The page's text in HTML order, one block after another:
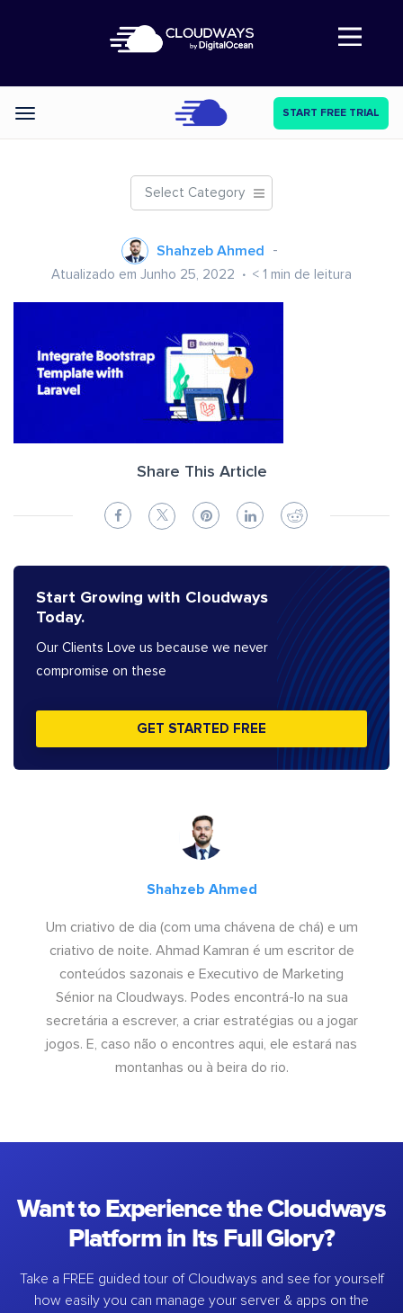
Abre a navegação
Categories START FREE TRIAL
Select Category
Shahzeb Ahmed
Atualizado em Junho 25, 2022 < 1 min de leitura
Share This Article
Start Growing with Cloudways
Today.
Our Clients Love us because we never
compromise on these
GET STARTED FREE
Shahzeb Ahmed
Um criativo de dia (com uma chávena de chá) e um
criativo de noite. Ahmad Kamran é um escritor de
conteúdos sazonais e Executivo de Marketing
Sénior na Cloudways. Podes encontrá-lo na sua
secretária a escrever, a criar estratégias ou a jogar
jogos. E, caso não o encontres aqui, ele estará nas
montanhas ou à beira do rio.
Want to Experience the Cloudways
Platform in Its Full Glory?
Take a FREE guided tour of Cloudways and see for yourself
how easily you can manage your server & apps on the